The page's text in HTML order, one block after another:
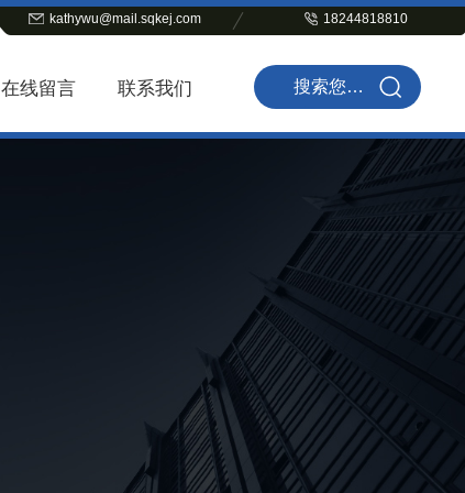
kathywu@mail.sqkej.com 18244818810
在线留言 联系我们